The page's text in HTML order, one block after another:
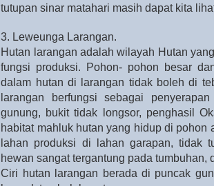
tutupan sinar matahari masih dapat kita
3. Leweunga Larangan.
Hutan larangan adalah wilayah Hutan
fungsi produksi. Pohon- pohon besar
dalam hutan di larangan tidak boleh di
larangan berfungsi sebagai
gunung, bukit tidak longsor, penghasil
habitat mahluk hutan yang hidup di pohon
lahan produksi di lahan garapan, tidak
hewan sangat tergantung pada tumbuhan,
Ciri hutan larangan berada di puncak